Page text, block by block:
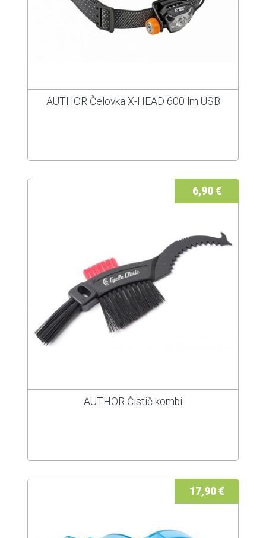
AUTHOR Čelovka X-HEAD 600 lm USB
6,90 €
AUTHOR Čistič kombi
17,90 €